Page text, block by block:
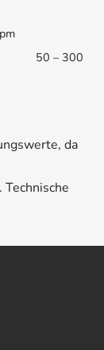
50 – 300
da